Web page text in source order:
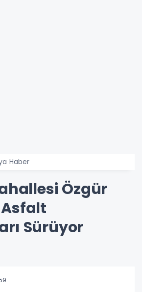
Haber
Özgür
Sürüyor